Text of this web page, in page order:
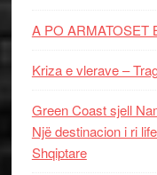
A PO ARMATOSET
Kriza e vlerave –
Green Coast sjell
Një destinacion i ri
Shqiptare